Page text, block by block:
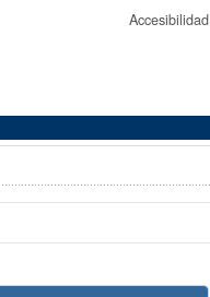
Accesibilidad